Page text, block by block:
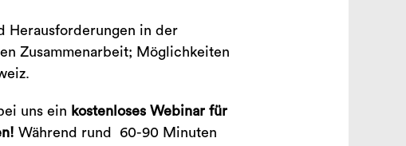
Herausforderungen in der
Zusammenarbeit; Möglichkeiten
uns ein kostenloses Webinar für
Während rund 60-90 Minuten